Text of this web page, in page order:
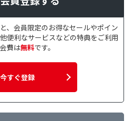
、会員限定のお得なセールやポイン
便利なサービスなどの特典をご利用
費は無料です。
今すぐ登録